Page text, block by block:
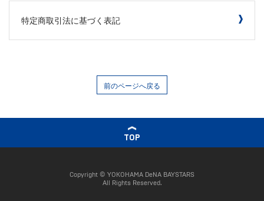
特定商取引法に基づく表記
前のページへ戻る
TOP
Copyright © YOKOHAMA DeNA BAYSTARS
All Rights Reserved.